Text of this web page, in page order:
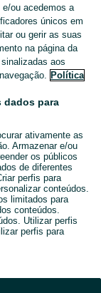
Navegue pelos últimos anúncios de Equipamentos Médicos em São Domingos de Rana no OLX Portugal. Compre e venda produtos locais com facilidade e segurança. Mostrar
ou acedemos a
únicos em
ou gerir as suas
na página da
aos
Política
dados para
ativamente as
Armazenar e/ou
os públicos
de diferentes
perfis para
conteúdos.
limitados para
conteúdos.
Utilizar perfis
perfis para